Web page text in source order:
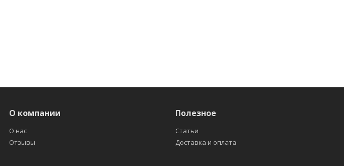
О компании
О нас
Отзывы
Полезное
Статьи
Доставка и оплата